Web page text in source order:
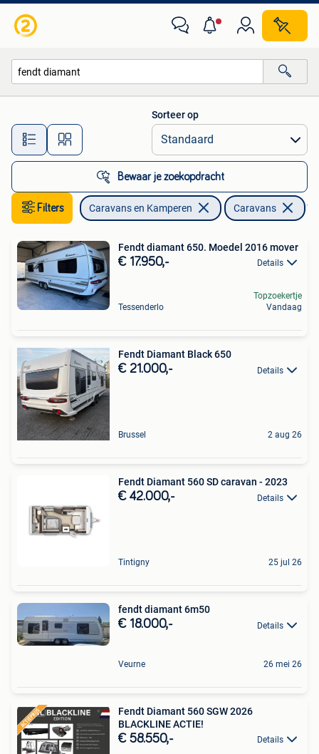
Alle afstanden…
Sorteer op
Bewaar je zoekopdracht
Filters Caravans en Kamperen Caravans
Fendt diamant 650. Moedel 2016 mover
€ 17.950,- Details
Tessenderlo
Topzoekertje
Vandaag
Fendt Diamant Black 650
€ 21.000,- Details
Brussel 2 aug 26
Fendt Diamant 560 SD caravan - 2023
€ 42.000,- Details
Tintigny 25 jul 26
fendt diamant 6m50
€ 18.000,- Details
Veurne 26 mei 26
Fendt Diamant 560 SGW 2026
BLACKLINE ACTIE!
€ 58.550,- Details